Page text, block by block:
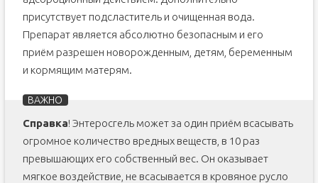
присутствует подсластитель и очищенная вода.
Препарат является абсолютно безопасным и его
приём разрешен новорожденным, детям, беременным
и кормящим матерям.
Справка! Энтеросгель может за один приём всасывать
огромное количество вредных веществ, в 10 раз
превышающих его собственный вес. Он оказывает
мягкое воздействие, не всасывается в кровяное русло